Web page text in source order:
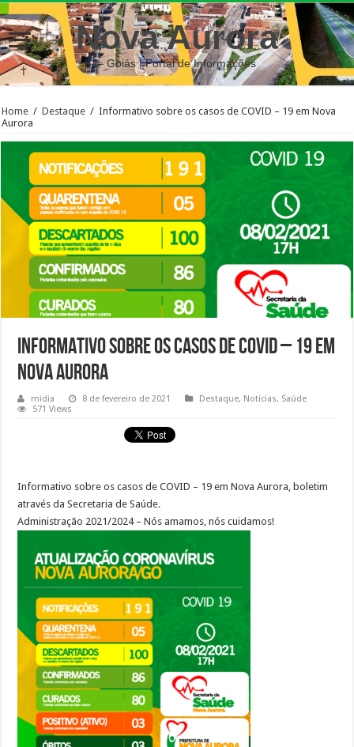
Nova Aurora
– Goiás | Portal de Informações
Home / Destaque / Informativo sobre os casos de COVID – 19 em Nova
Aurora
Informativo sobre os casos de COVID – 19 em
Nova Aurora
midia 8 de fevereiro de 2021 Destaque, Notícias, Saúde
571 Views
Informativo sobre os casos de COVID – 19 em Nova Aurora, boletim
através da Secretaria de Saúde.
Administração 2021/2024 – Nós amamos, nós cuidamos!